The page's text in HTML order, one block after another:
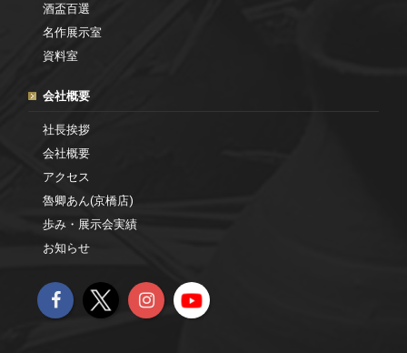
酒盃百選
名作展示室
資料室
会社概要
社長挨拶
会社概要
アクセス
魯卿あん(京橋店)
歩み・展示会実績
お知らせ